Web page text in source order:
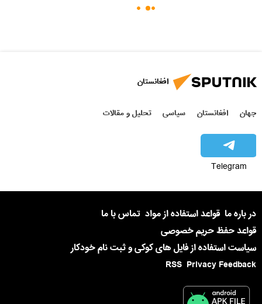
افغانستان
جهان افغانستان سیاسی تحلیل و مقالات
Telegram
در باره ما قواعد استفاده از مواد تماس با ما
قواعد حفظ حریم خصوصی
سیاست استفاده از فایل های کوکی و ثبت نام خودکار
Privacy Feedback
RSS